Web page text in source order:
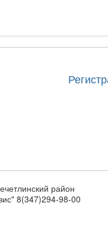
район
8(347)294-98-00